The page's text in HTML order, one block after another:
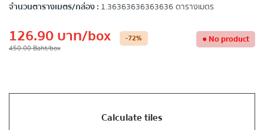
จำนวนตารางเมตร/กล่อง : 1.36363636363636 ตารางเมตร
126.90บาท/box
450.00Baht/box
-72% ●No product
Calculate tiles